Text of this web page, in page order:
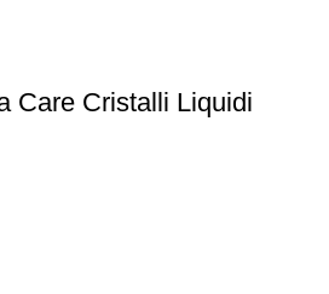
Care Cristalli Liquidi